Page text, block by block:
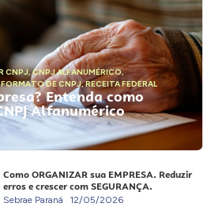
CNPJ,CNPJ ALFANUMÉRICO,
DE CNPJ,RECEITA FEDERAL
Entenda como
Alfanumérico
Como ORGANIZAR sua EMPRESA. Reduzir
erros e crescer com SEGURANÇA.
Sebrae Paraná 12/05/2026